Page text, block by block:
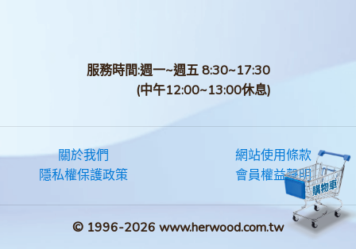
服務時間:週一~週五 8:30~17:30
(中午12:00~13:00休息)
關於我們
網站使用條款
隱私權保護政策
會員權益聲明
© 1996-2026 www.herwood.com.tw